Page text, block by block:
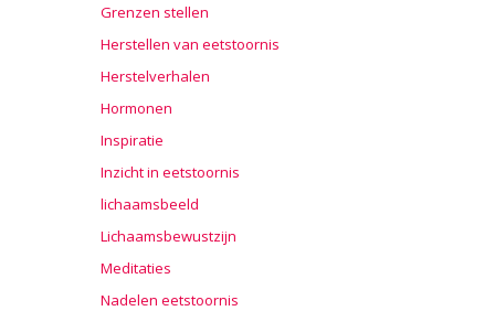
Grenzen stellen
Herstellen van eetstoornis
Herstelverhalen
Hormonen
Inspiratie
Inzicht in eetstoornis
lichaamsbeeld
Lichaamsbewustzijn
Meditaties
Nadelen eetstoornis